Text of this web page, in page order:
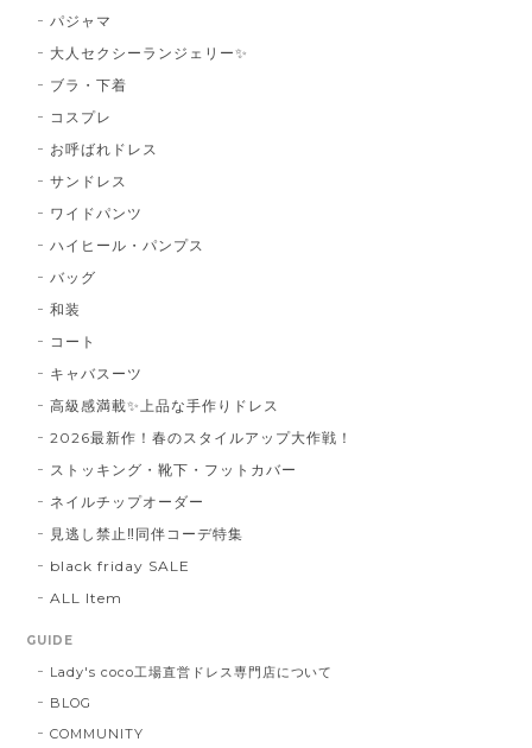
パジャマ
大人セクシーランジェリー✨
ブラ・下着
コスプレ
お呼ばれドレス
サンドレス
ワイドパンツ
ハイヒール・パンプス
バッグ
和装
コート
キャバスーツ
高級感満載✨上品な手作りドレス
2026最新作！春のスタイルアップ大作戦！
ストッキング・靴下・フットカバー
ネイルチップオーダー
見逃し禁止‼同伴コーデ特集
black friday SALE
ALL Item
GUIDE
Lady's coco工場直営ドレス専門店について
BLOG
COMMUNITY